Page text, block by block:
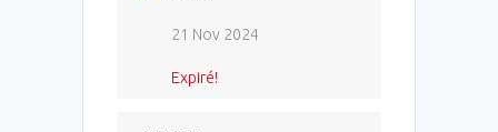
21 Nov 2024
Expiré!